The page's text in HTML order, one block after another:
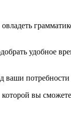
удобное
потребности
вы